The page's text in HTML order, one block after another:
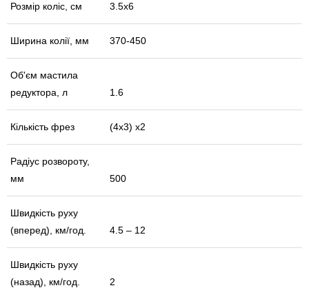
Розмір коліс, см 3.5х6
Ширина колії, мм 370-450
Об'єм мастила
редуктора, л
1.6
Кількість фрез (4х3) х2
Радіус розвороту,
мм
500
Швидкість руху
(вперед), км/год.
4.5 – 12
Швидкість руху
(назад), км/год.
2